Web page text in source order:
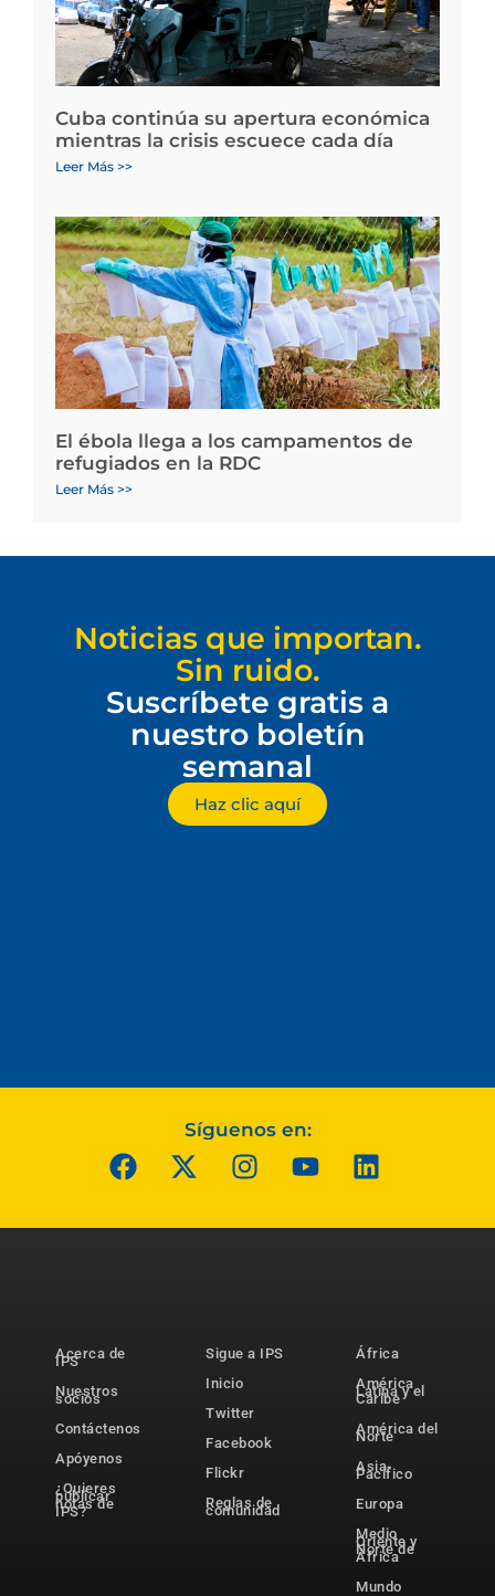
Cuba continúa su apertura económica
mientras la crisis escuece cada día
Leer Más >>
El ébola llega a los campamentos de
refugiados en la RDC
Leer Más >>
Noticias que importan.
Sin ruido.
Suscríbete gratis a
nuestro boletín
semanal
Haz clic aquí
Síguenos en:
Acerca de
IPS
Nuestros
socios
Contáctenos
Apóyenos
¿Quieres
publicar
notas de
IPS?
Sigue a IPS
Inicio
Twitter
Facebook
Flickr
Reglas de
comunidad
África
América
Latina y el
Caribe
América del
Norte
Asia-
Pacífico
Europa
Medio
Oriente y
Norte de
África
Mundo